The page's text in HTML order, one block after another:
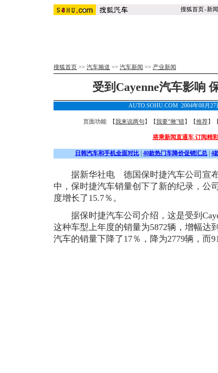
搜狐首页-新闻
搜狐首页 >> 汽车频道 >> 汽车新闻 >> 产业新闻
受到Cayenne汽车影响
AUTO.SOHU.COM 2004年08月
页面功能 【我来说两句 】【我要“揪”错】【推荐】
搭乘新闻直通车 订阅精
日韩汽车和手机全面对比 40款热门车降价促销汇总 4
据新华社电 德国保时捷汽车公司宣布
中，保时捷汽车销量创下了新的纪录，公
度增长了15.7％。
据保时捷汽车公司介绍，这是受到
这种车型上年度的销量为5872辆，增幅达
汽车的销量下降了17％，降为2779辆，而